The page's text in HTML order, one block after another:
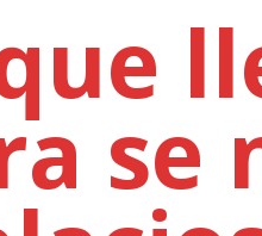
se